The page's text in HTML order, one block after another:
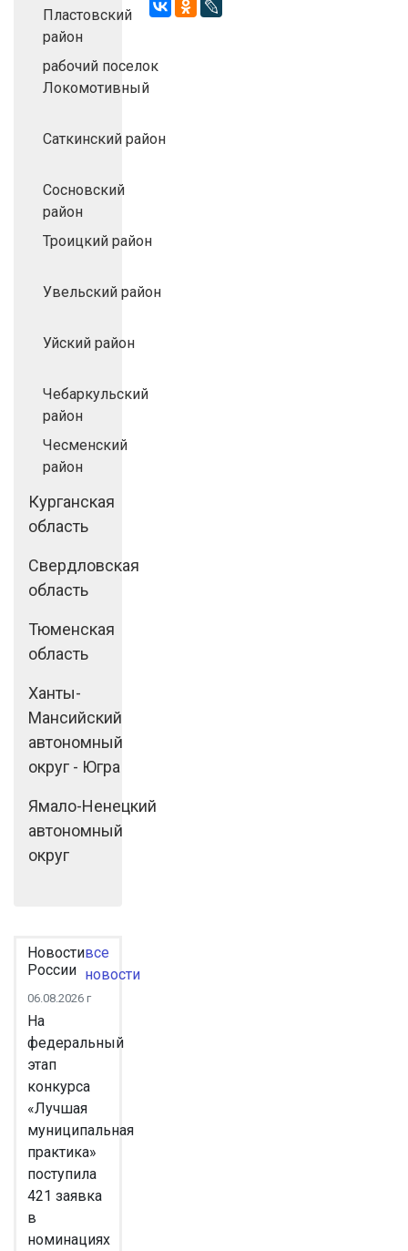
Пластовский
район
рабочий поселок
Локомотивный
Саткинский район
Сосновский
район
Троицкий район
Увельский район
Уйский район
Чебаркульский
район
Чесменский
район
Курганская
область
Свердловская
область
Тюменская
область
Ханты-
Мансийский
автономный
округ - Югра
Ямало-Ненецкий
автономный
округ
Новости
России
все
новости
06.08.2026 г
На
федеральный
этап
конкурса
«Лучшая
муниципальная
практика»
поступила
421 заявка
в
номинациях